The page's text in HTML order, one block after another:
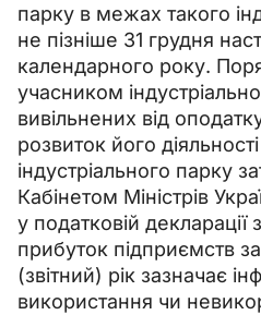
парку в межах такого
не пізніше 31 грудня
календарного року.
учасником
вивільнених від
розвиток його
індустріального парку
Кабінетом Міністрів
у податковій декларації
прибуток підприємств
(звітний) рік зазначає
використання чи